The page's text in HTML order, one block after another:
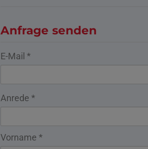
Anfrage senden
E-Mail
Anrede
Vorname